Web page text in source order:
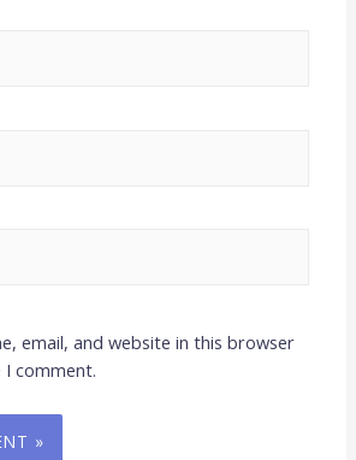
email, and website in this browser
comment.